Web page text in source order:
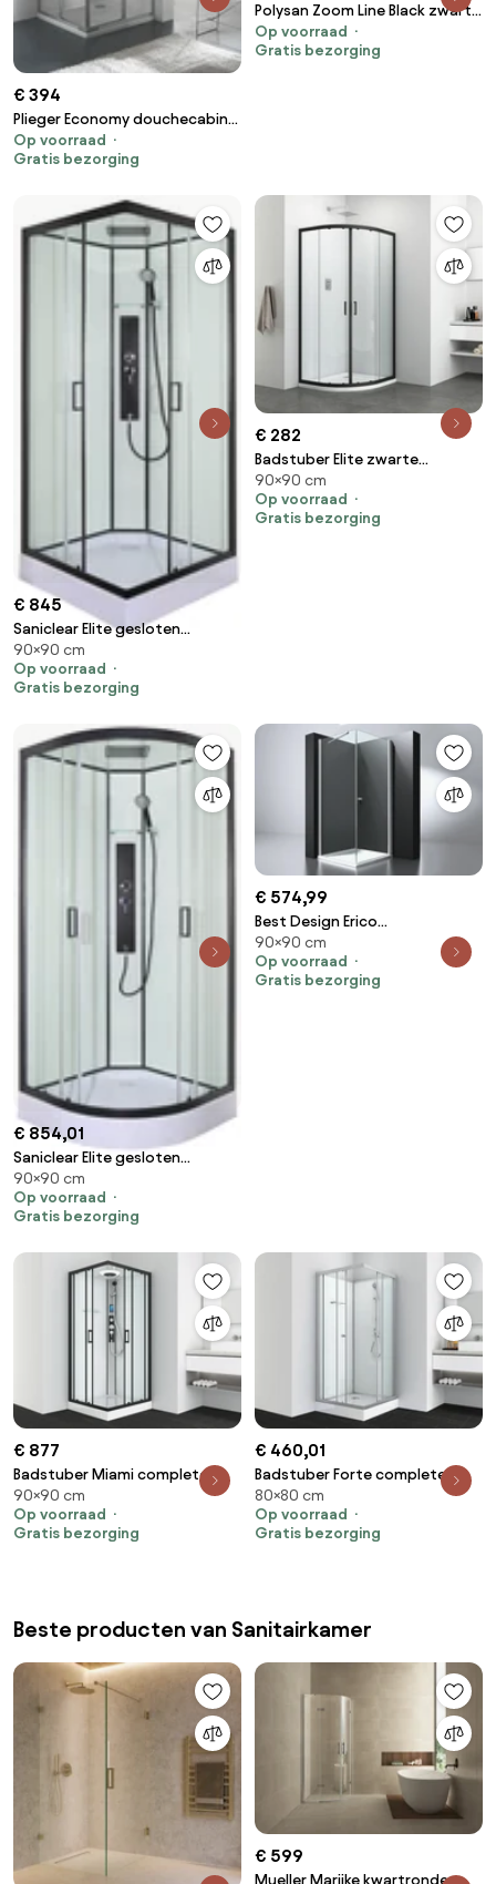
€ 394
Plieger Economy douchecabine
hoekinstap 2.2mm acryl
80/90x185cm aluminium
Op voorraad
Gratis bezorging
Polysan Zoom Line Black zwarte
douchecabine 100x80cm anti-
kalk
Op voorraad
Gratis bezorging
€ 845
Saniclear Elite gesloten
douchecabine vierkant
90x90cm thermostaat kitvrij
90×90 cm
Op voorraad
Gratis bezorging
€ 282
Badstuber Elite zwarte
douchecabine kwartrond
90x90cm
90×90 cm
Op voorraad
Gratis bezorging
€ 854,01
Saniclear Elite gesloten
douchecabine kwartrond
90x90cm thermostaat kitvrij
90×90 cm
Op voorraad
Gratis bezorging
€ 574,99
Best Design Erico
douchecabine 90x90 vierkant
90×90 cm
Op voorraad
Gratis bezorging
€ 877
Badstuber Miami complete
douchecabine vierkant
90x90x215cm kitvrij zwart
90×90 cm
Op voorraad
Gratis bezorging
€ 460,01
Badstuber Forte complete
douchecabine vierkant
80x80x203cm
80×80 cm
Op voorraad
Gratis bezorging
Beste producten van Sanitairkamer
€ 599
Mueller Marijke kwartronde